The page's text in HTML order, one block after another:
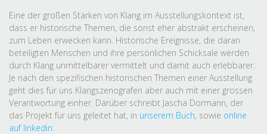
Eine der großen Stärken von Klang im Ausstellungskontext ist,
dass er historische Themen, die sonst eher abstrakt erscheinen,
zum Leben erwecken kann. Historische Ereignisse, die daran
beteiligten Menschen und ihre persönlichen Schicksale werden
durch Klang unmittelbarer vermittelt und damit auch erlebbarer.
Je nach den spezifischen historischen Themen einer Ausstellung
geht dies für uns Klangszenografen aber auch mit einer grossen
Verantwortung einher. Darüber schreibt Jascha Dormann, der
das Projekt für uns geleitet hat, in unserem Buch, sowie online
auf linkedin